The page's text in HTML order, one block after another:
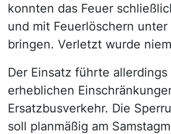
konnten das Feuer
und mit Feuerlöschern unter
bringen. Verletzt wurde
Der Einsatz führte
erheblichen
Ersatzbusverkehr. Die
soll planmäßig am